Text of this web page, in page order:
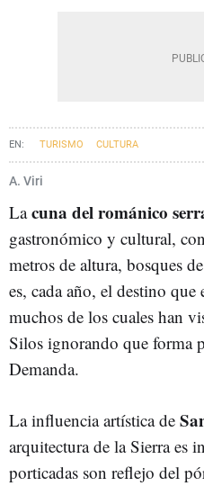
TURISMO CULTURA
A. Viri
Lacuna del románico
gastronómico y cultural,
metros de altura, bosques
es, cada año, el destino que
muchos de los cuales han
Silos ignorando que forma
Demanda.
La influencia artística de
arquitectura de la Sierra es
porticadas son reflejo del